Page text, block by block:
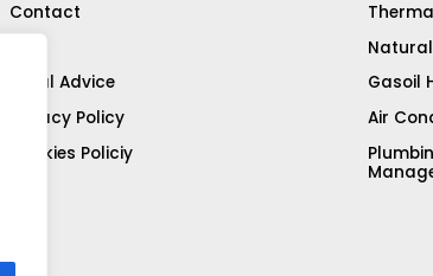
Contact
Legal Advice
Privacy Policy
Cookies Policiy
Gasoil
Air